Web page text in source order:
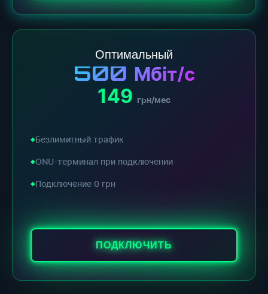
Оптимальный
500 Мбіт/с
149 грн/мес
Безлимитный трафик
ONU-терминал при подключении
Подключение 0 грн
ПОДКЛЮЧИТЬ